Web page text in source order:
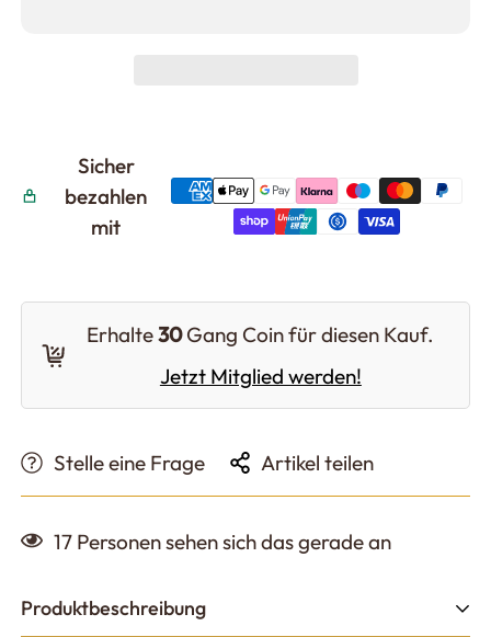
Sicher
bezahlen
mit
Erhalte30Gang Coin für diesen Kauf.
Jetzt Mitglied werden!
Stelle eine Frage Artikel teilen
17Personen sehen sich das gerade an
Produktbeschreibung